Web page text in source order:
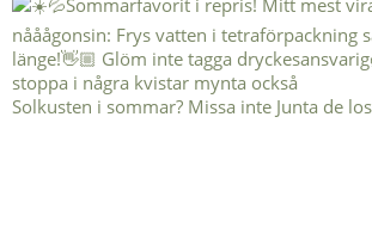
Solkusten i sommar? Missa inte Junta de